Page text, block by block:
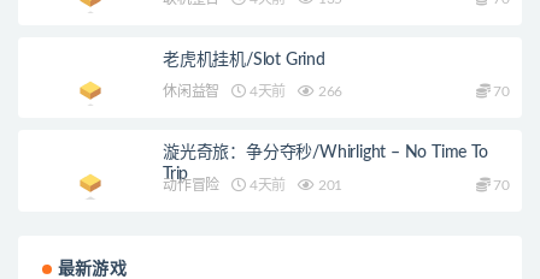
老虎机挂机/Slot Grind
休闲益智 4天前 266 70
漩光奇旅：争分夺秒/Whirlight – No Time To
Trip
动作冒险 4天前 201 70
最新游戏